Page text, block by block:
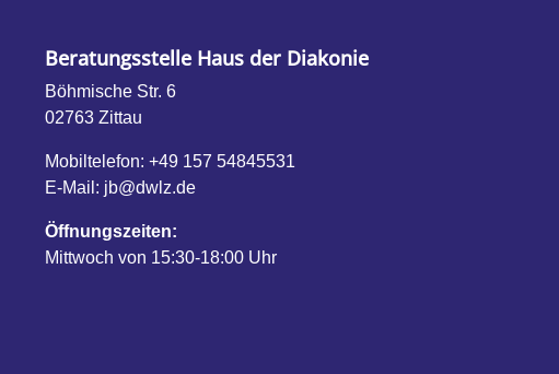
Beratungsstelle Haus der Diakonie
Öffnungszeiten:
Mittwoch von 15:30-18:00 Uhr
Böhmische Str. 6
02763 Zittau
Mobiltelefon: +49 157 54845531
E-Mail: jb@dwlz.de